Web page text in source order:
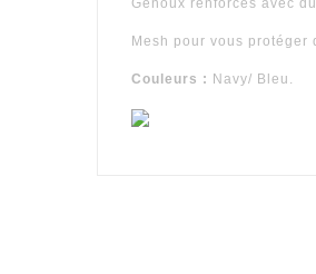
Genoux renforcés avec du
Mesh pour vous protéger
Couleurs : Navy/ Bleu.